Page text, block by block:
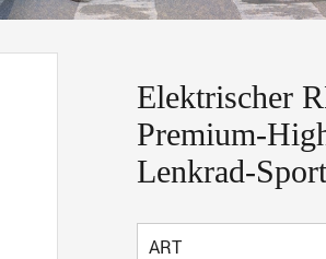
Elektrischer
Premium-
Lenkrad-
ART